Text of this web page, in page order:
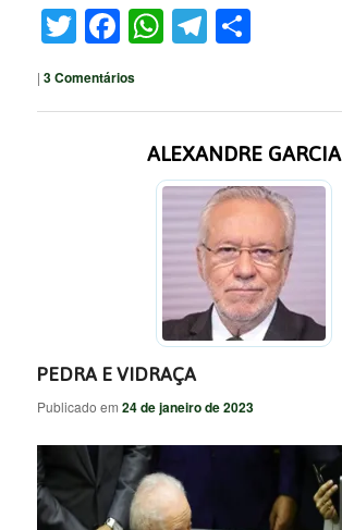
Twitter
Facebook
WhatsApp
Telegram
|3Comentários
ALEXANDRE GARCIA
PEDRA E VIDRAÇA
Publicado em24 de janeiro de 2023